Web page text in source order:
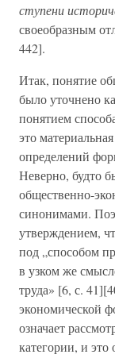
ступени
своеобразным
442].
Итак, понятие
было уточнено
понятием
это
определений
Неверно, будто
общественно-
синонимами.
утверждением,
под „способом
в узком же
труда» [6, с.
экономической
означает
категории, и это